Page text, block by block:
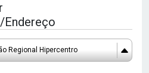
Regional Hipercentro
de Belo Horizonte
Geral do Município